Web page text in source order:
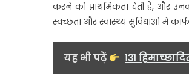
करने को प्राथमिकता देती हैं, और
स्वच्छता और स्वास्थ्य सुविधाओं में
यह भी पढ़ें 131